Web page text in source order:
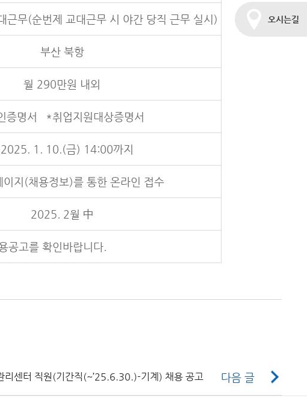
근무(순번제 교대근무 시 야간 당직 근무 실시)
부산 북항
월 290만원 내외
명서 *취업지원대상증명서
1. 10.(금) 14:00까지
이지(채용정보)를 통한 온라인 접수
2025. 2월 中
공고를 확인바랍니다.
다음 글
리센터 직원(기간직(~’25.6.30.)-기계) 채용 공고
오시는길